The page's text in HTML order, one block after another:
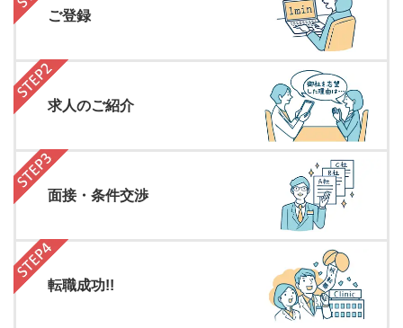
ご登録
求人のご紹介
面接・条件交渉
転職成功!!